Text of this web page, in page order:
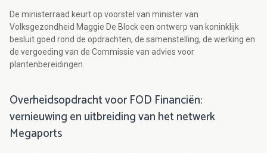
De ministerraad keurt op voorstel van minister van
Volksgezondheid Maggie De Block een ontwerp van koninklijk
besluit goed rond de opdrachten, de samenstelling, de werking en
de vergoeding van de Commissie van advies voor
plantenbereidingen.
Overheidsopdracht voor FOD Financiën:
vernieuwing en uitbreiding van het netwerk
Megaports